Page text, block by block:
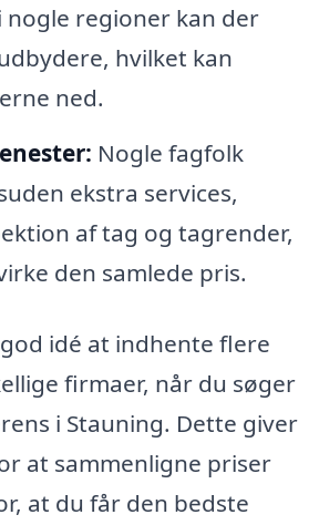
nogle regioner kan der
hvilket kan
ned.
Nogle fagfolk
ekstra services,
af tag og tagrender,
den samlede pris.
idé at indhente flere
firmaer, når du søger
i Stauning. Dette giver
at sammenligne priser
at du får den bedste